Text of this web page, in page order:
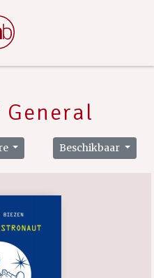
General
Beschikbaar